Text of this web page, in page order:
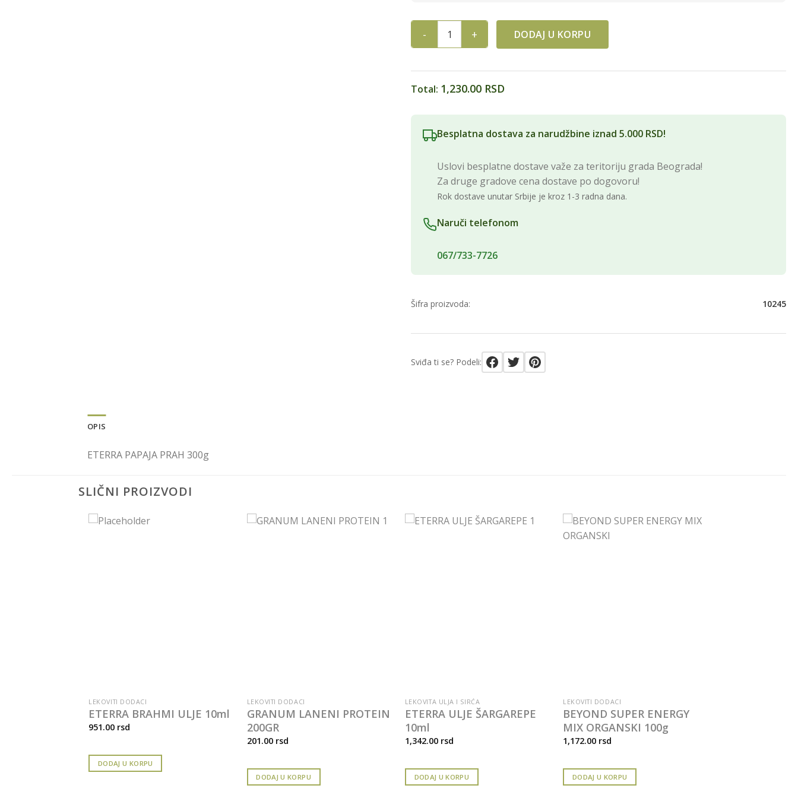
ETERRA PAPAJA PRAH 300g quantity
DODAJ U KORPU
Total: 1,230.00 RSD
Besplatna dostava za narudžbine iznad 5.000 RSD!
Uslovi besplatne dostave važe za teritoriju grada Beograda!
Za druge gradove cena dostave po dogovoru!
Rok dostave unutar Srbije je kroz 1-3 radna dana.
Naruči telefonom
067/733-7726
Šifra proizvoda: 10245
Sviđa ti se? Podeli:
OPIS
ETERRA PAPAJA PRAH 300g
SLIČNI PROIZVODI
LEKOVITI DODACI
ETERRA BRAHMI ULJE 10ml
951.00 rsd
DODAJ U KORPU
LEKOVITI DODACI
GRANUM LANENI PROTEIN
200GR
201.00 rsd
DODAJ U KORPU
LEKOVITA ULJA I SIRĆA
ETERRA ULJE ŠARGAREPE
10ml
1,342.00 rsd
DODAJ U KORPU
LEKOVITI DODACI
BEYOND SUPER ENERGY
MIX ORGANSKI 100g
1,172.00 rsd
DODAJ U KORPU